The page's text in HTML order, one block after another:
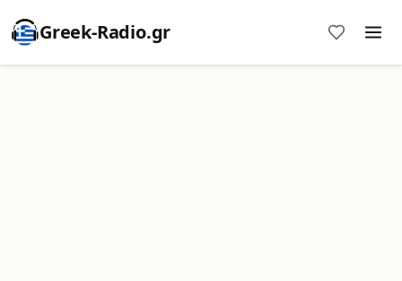
Greek-Radio.gr